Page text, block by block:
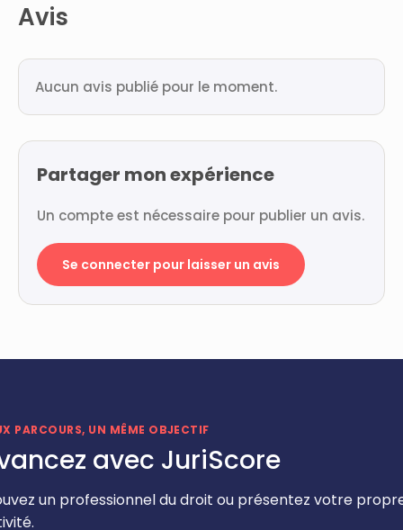
Avis
Aucun avis publié pour le moment.
Partager mon expérience
Un compte est nécessaire pour publier un avis.
Se connecter pour laisser un avis
PARCOURS, UN MÊME OBJECTIF
avec JuriScore
un professionnel du droit ou présentez votre